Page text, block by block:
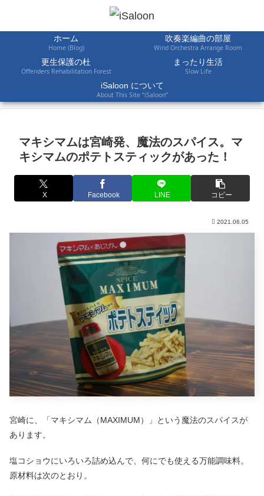
ホーム
Home (Blog)
吹奏楽編曲の部屋
Wind Orchestra Arrange Room
更生保護の杜
Offenders Rehabilitation Forest
まったり生活
Slow Life
iSaloon について
About This Site “iSaloon”
マキシマムは宮崎発、魔法のスパイス。マ
キシマムのポテトスティックがあった！
X Facebook LINE コピー
2021.06.05
宮崎に、「マキシマム（MAXIMUM）」という魔法のスパイスが
あります。
塩コショウにいろいろ詰め込んで、何にでも使える万能調味料。
原材料は次のとおり。